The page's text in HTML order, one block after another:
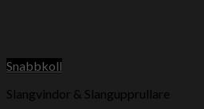
Snabbkoll
Slangvindor & Slangupprullare